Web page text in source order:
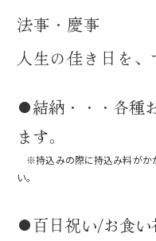
法事・慶事
人生の佳き日を、
●結納・・・各種
ます。
※持込みの際に持込み料がか
い。
●百日祝い/お食い